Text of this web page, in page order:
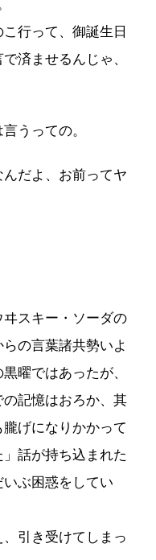
行って、御誕生日
済ませるんじゃ、
うっての。
だよ、お前ってヤ
スキー・ソーダの
の言葉諸共勢いよ
曜ではあったが、
記憶はおろか、其
げになりかかって
話が持ち込まれた
ぶ困惑をしてい
引き受けてしまっ